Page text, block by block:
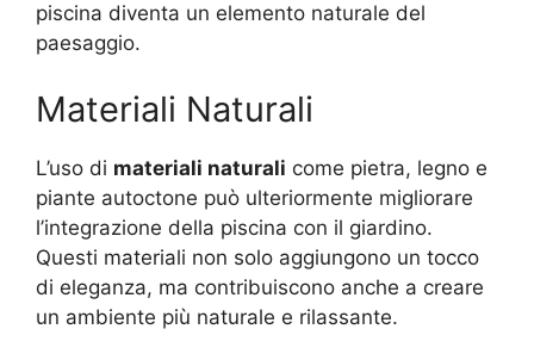
piscina diventa un elemento naturale del
paesaggio.
Materiali Naturali
L’uso di materiali naturali come pietra, legno e
piante autoctone può ulteriormente migliorare
l’integrazione della piscina con il giardino.
Questi materiali non solo aggiungono un tocco
di eleganza, ma contribuiscono anche a creare
un ambiente più naturale e rilassante.